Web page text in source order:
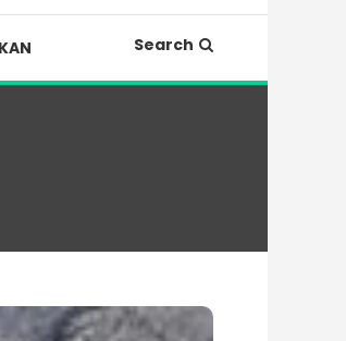
Search